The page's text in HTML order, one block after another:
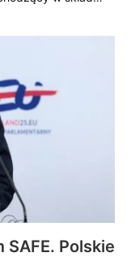
Polskie